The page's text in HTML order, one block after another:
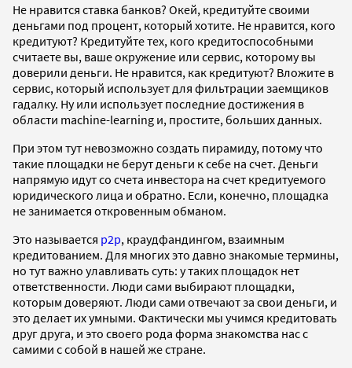
Не нравится ставка банков? Окей, кредитуйте своими
деньгами под процент, который хотите. Не нравится, кого
кредитуют? Кредитуйте тех, кого кредитоспособными
считаете вы, ваше окружение или сервис, которому вы
доверили деньги. Не нравится, как кредитуют? Вложите в
сервис, который использует для фильтрации заемщиков
гадалку. Ну или использует последние достижения в
области machine-learning и, простите, больших данных.
При этом тут невозможно создать пирамиду, потому что
такие площадки не берут деньги к себе на счет. Деньги
напрямую идут со счета инвестора на счет кредитуемого
юридического лица и обратно. Если, конечно, площадка
не занимается откровенным обманом.
Это называется p2p, краудфандингом, взаимным
кредитованием. Для многих это давно знакомые термины,
но тут важно улавливать суть: у таких площадок нет
ответственности. Люди сами выбирают площадки,
которым доверяют. Люди сами отвечают за свои деньги, и
это делает их умными. Фактически мы учимся кредитовать
друг друга, и это своего рода форма знакомства нас с
самими с собой в нашей же стране.